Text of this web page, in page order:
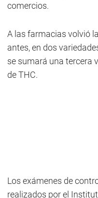
comercios.
A las farmacias volvió
antes, en dos
se sumará una tercera
de THC.
Los exámenes de
realizados por el